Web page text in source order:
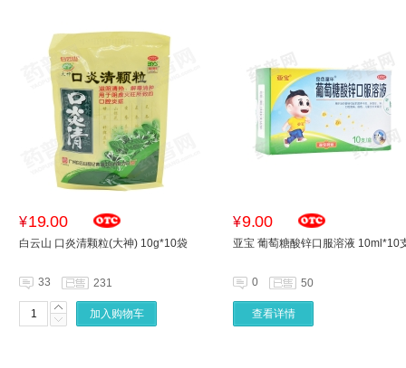
¥19.00
白云山 口炎清颗粒(大神) 10g*10袋
33 231
加入购物车
¥9.00
亚宝 葡萄糖酸锌口服溶液 10ml*10
0 50
查看详情